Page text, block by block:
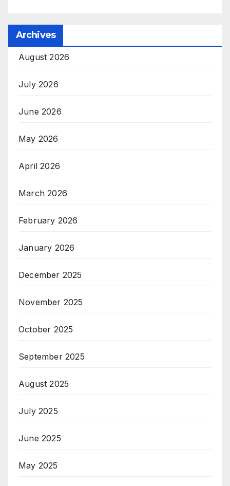
Archives
August 2026
July 2026
June 2026
May 2026
April 2026
March 2026
February 2026
January 2026
December 2025
November 2025
October 2025
September 2025
August 2025
July 2025
June 2025
May 2025